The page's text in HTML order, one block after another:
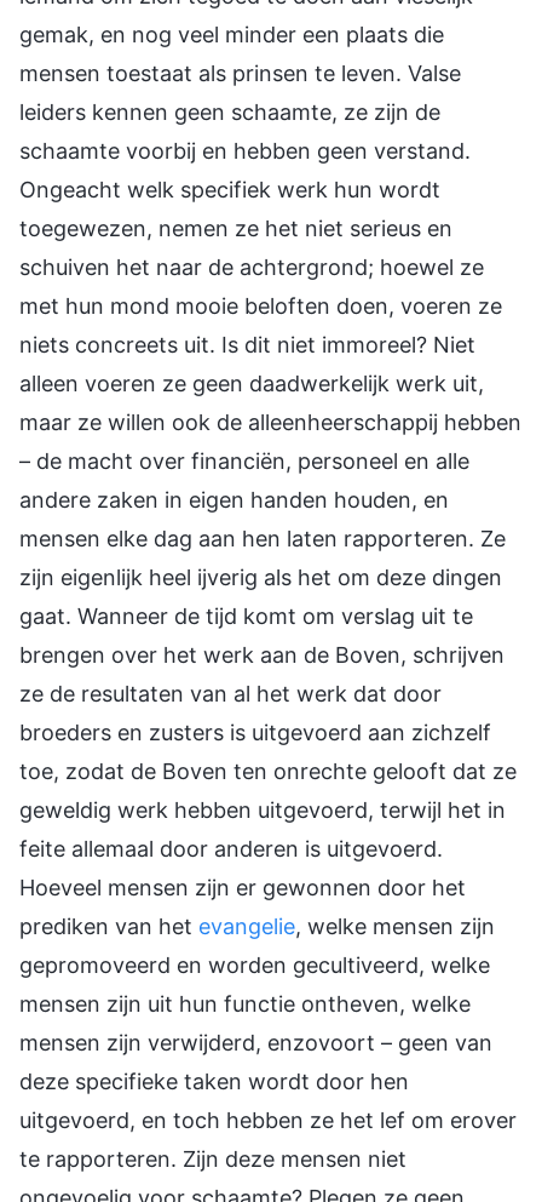
gemak, en nog veel minder een plaats die
mensen toestaat als prinsen te leven. Valse
leiders kennen geen schaamte, ze zijn de
schaamte voorbij en hebben geen verstand.
Ongeacht welk specifiek werk hun wordt
toegewezen, nemen ze het niet serieus en
schuiven het naar de achtergrond; hoewel ze
met hun mond mooie beloften doen, voeren ze
niets concreets uit. Is dit niet immoreel? Niet
alleen voeren ze geen daadwerkelijk werk uit,
maar ze willen ook de alleenheerschappij hebben
– de macht over financiën, personeel en alle
andere zaken in eigen handen houden, en
mensen elke dag aan hen laten rapporteren. Ze
zijn eigenlijk heel ijverig als het om deze dingen
gaat. Wanneer de tijd komt om verslag uit te
brengen over het werk aan de Boven, schrijven
ze de resultaten van al het werk dat door
broeders en zusters is uitgevoerd aan zichzelf
toe, zodat de Boven ten onrechte gelooft dat ze
geweldig werk hebben uitgevoerd, terwijl het in
feite allemaal door anderen is uitgevoerd.
Hoeveel mensen zijn er gewonnen door het
prediken van het evangelie, welke mensen zijn
gepromoveerd en worden gecultiveerd, welke
mensen zijn uit hun functie ontheven, welke
mensen zijn verwijderd, enzovoort – geen van
deze specifieke taken wordt door hen
uitgevoerd, en toch hebben ze het lef om erover
te rapporteren. Zijn deze mensen niet